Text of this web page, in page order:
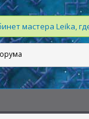
мастера Leika,